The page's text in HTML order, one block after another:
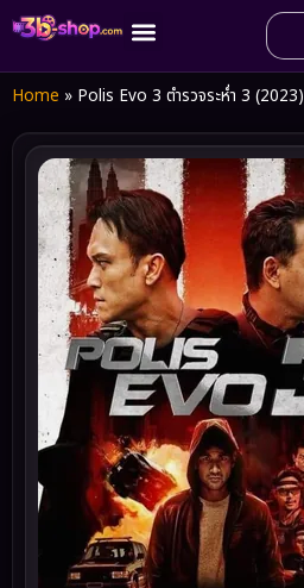
Home » Polis Evo 3 ตำรวจระห่ำ 3 (2023)